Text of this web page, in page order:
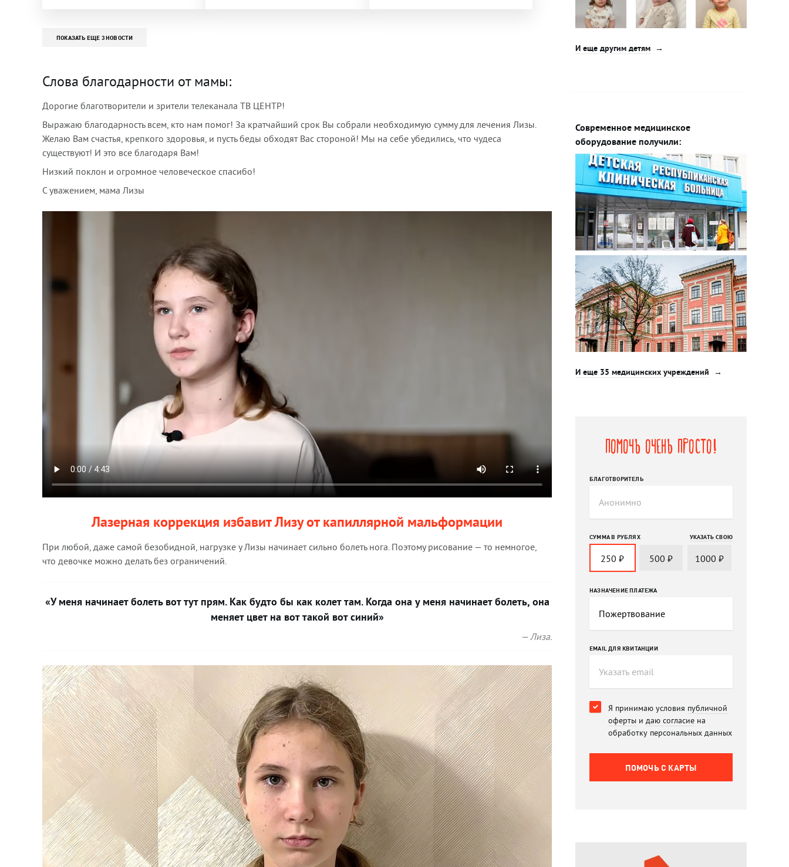
ПОКАЗАТЬ ЕЩЕ 3 НОВОСТИ
Слова благодарности от мамы:
Дорогие благотворители и зрители телеканала ТВ ЦЕНТР!
Выражаю благодарность всем, кто нам помог! За кратчайший срок Вы собрали необходимую сумму для лечения Лизы.
Желаю Вам счастья, крепкого здоровья, и пусть беды обходят Вас стороной! Мы на себе убедились, что чудеса
существуют! И это все благодаря Вам!
Низкий поклон и огромное человеческое спасибо!
С уважением, мама Лизы
Лазерная коррекция избавит Лизу от капиллярной мальформации
При любой, даже самой безобидной, нагрузке у Лизы начинает сильно болеть нога. Поэтому рисование — то немногое,
что девочке можно делать без ограничений.
«У меня начинает болеть вот тут прям. Как будто бы как колет там. Когда она у меня начинает болеть, она
меняет цвет на вот такой вот синий»
— Лиза.
И еще другим детям
Современное медицинское
оборудование получили:
И еще 35 медицинских учреждений
Помочь очень просто!
БЛАГОТВОРИТЕЛЬ
СУММА В РУБЛЯХ
250₽ 500 ₽ 1000₽
УКАЗАТЬ СВОЮ
НАЗНАЧЕНИЕ ПЛАТЕЖА
EMAIL ДЛЯ КВИТАНЦИИ
Я принимаю условия публичной
оферты и даю согласие на
обработку персональных данных
ПОМОЧЬ C КАРТЫ